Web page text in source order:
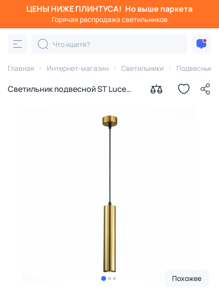
ЦЕНЫ НИЖЕ ПЛИНТУСА! Но выше паркета
Горячая распродажа светильников
Главная Интернет-магазин Светильники Подвесные
Светильник подвесной ST Luce
Похожее